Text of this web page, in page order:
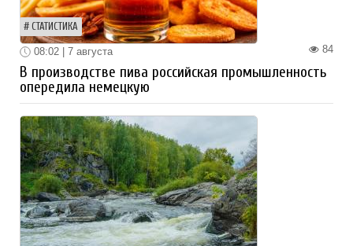
СТАТИСТИКА
84
08:02 | 7 августа
В производстве пива российская промышленность
опередила немецкую